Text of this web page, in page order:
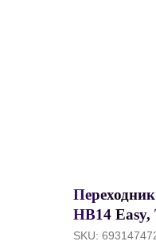
HB14 Easy,
USB3.0+
SKU: